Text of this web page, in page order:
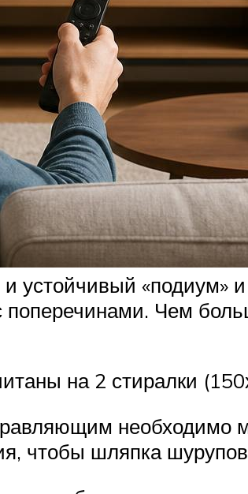
«подиум»
Чем
на 2 стиралки
необходимо
чтобы шляпка